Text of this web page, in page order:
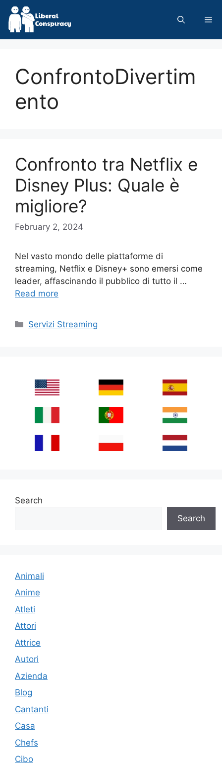
Skip
content
ConfrontoDivertim
ento
Confronto tra Netflix e
Disney Plus: Quale è
migliore?
February 2, 2024
Nel vasto mondo delle piattaforme di
streaming, Netflix e Disney+ sono emersi come
leader, affascinando il pubblico di tutto il …
Read more
Categories
Servizi Streaming
Search
Search
Animali
Anime
Atleti
Attori
Attrice
Autori
Azienda
Blog
Cantanti
Casa
Chefs
Cibo